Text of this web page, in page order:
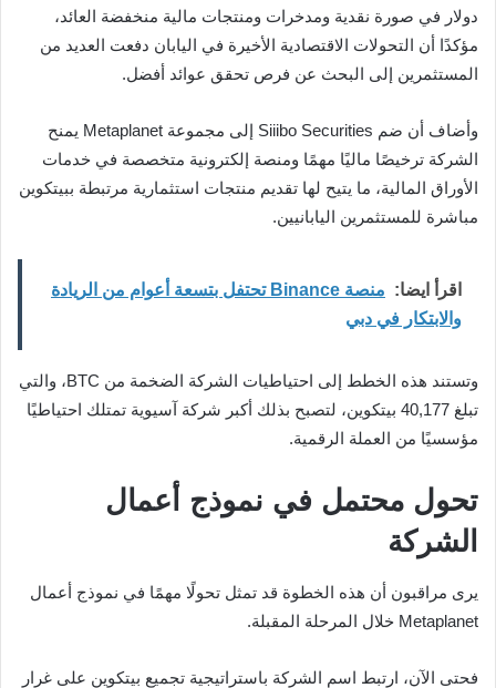
دولار في صورة نقدية ومدخرات ومنتجات مالية منخفضة العائد،
مؤكدًا أن التحولات الاقتصادية الأخيرة في اليابان دفعت العديد من
المستثمرين إلى البحث عن فرص تحقق عوائد أفضل.
وأضاف أن ضم Siiibo Securities إلى مجموعة Metaplanet يمنح
الشركة ترخيصًا ماليًا مهمًا ومنصة إلكترونية متخصصة في خدمات
الأوراق المالية، ما يتيح لها تقديم منتجات استثمارية مرتبطة ببيتكوين
مباشرة للمستثمرين اليابانيين.
اقرأ ايضا:
منصة Binance تحتفل بتسعة أعوام من الريادة
والابتكار في دبي
وتستند هذه الخطط إلى احتياطيات الشركة الضخمة من BTC، والتي
تبلغ 40,177 بيتكوين، لتصبح بذلك أكبر شركة آسيوية تمتلك احتياطيًا
مؤسسيًا من العملة الرقمية.
تحول محتمل في نموذج أعمال
الشركة
يرى مراقبون أن هذه الخطوة قد تمثل تحولًا مهمًا في نموذج أعمال
Metaplanet خلال المرحلة المقبلة.
فحتى الآن، ارتبط اسم الشركة باستراتيجية تجميع بيتكوين على غرار